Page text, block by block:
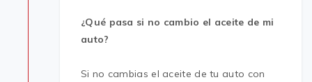
¿Qué pasa si no cambio el aceite de mi
auto?
Si no cambias el aceite de tu auto con